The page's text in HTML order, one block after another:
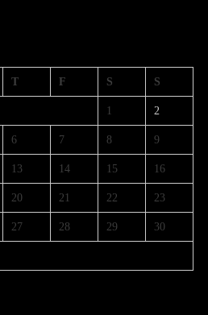
T F S S
1 2
6 7 8 9
13 14 15 16
20 21 22 23
27 28 29 30